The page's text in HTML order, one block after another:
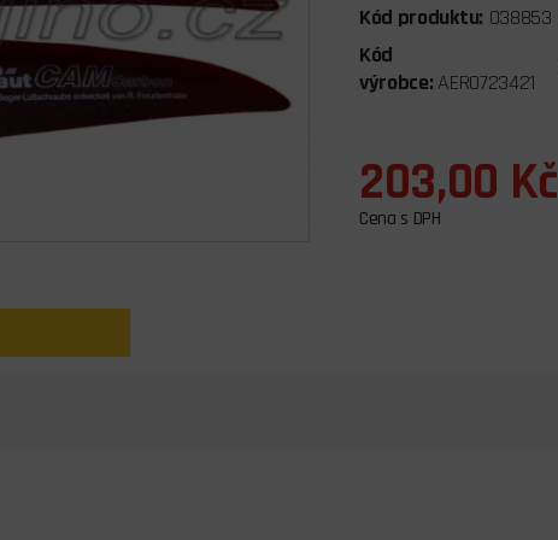
Kód produktu: 038853
Kód
výrobce: AERO723421
203,00 Kč
Cena s DPH